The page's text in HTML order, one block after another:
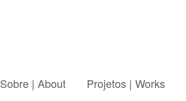
Sobre | About Projetos | Works